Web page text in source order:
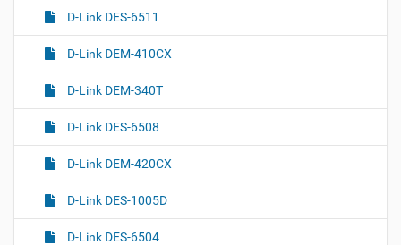
D-Link DES-6511
D-Link DEM-410CX
D-Link DEM-340T
D-Link DES-6508
D-Link DEM-420CX
D-Link DES-1005D
D-Link DES-6504